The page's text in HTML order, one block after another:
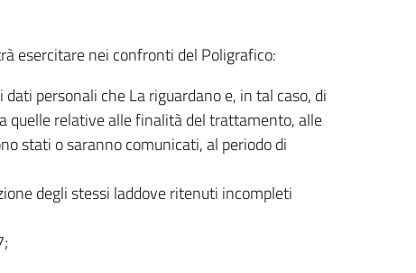
esercitare nei confronti del Poligrafico:
personali che La riguardano e, in tal caso, di
quelle relative alle finalità del trattamento, alle
stati o saranno comunicati, al periodo di
degli stessi laddove ritenuti incompleti